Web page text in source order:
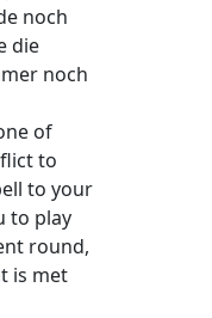
noch
die
noch
of
to
to your
to play
round,
is met